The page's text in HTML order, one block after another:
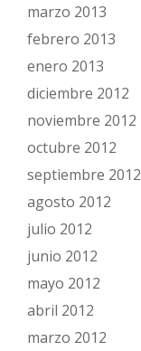
marzo 2013
febrero 2013
enero 2013
diciembre 2012
noviembre 2012
octubre 2012
septiembre 2012
agosto 2012
julio 2012
junio 2012
mayo 2012
abril 2012
marzo 2012